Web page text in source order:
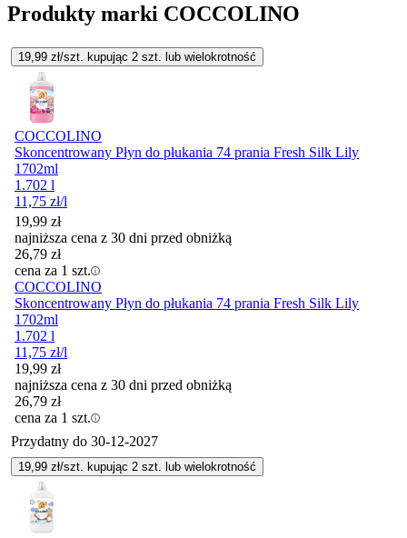
Produkty marki COCCOLINO
19,99 zł/szt. kupując 2 szt. lub wielokrotność
COCCOLINO
Skoncentrowany Płyn do płukania 74 prania Fresh Silk Lily
1702ml
1.702 l
11,75 zł/l
19,99 zł
najniższa cena z 30 dni przed obniżką
26,79 zł
cena za 1 szt.
COCCOLINO
Skoncentrowany Płyn do płukania 74 prania Fresh Silk Lily
1702ml
1.702 l
11,75 zł/l
19,99 zł
najniższa cena z 30 dni przed obniżką
26,79 zł
cena za 1 szt.
Przydatny do 30-12-2027
19,99 zł/szt. kupując 2 szt. lub wielokrotność